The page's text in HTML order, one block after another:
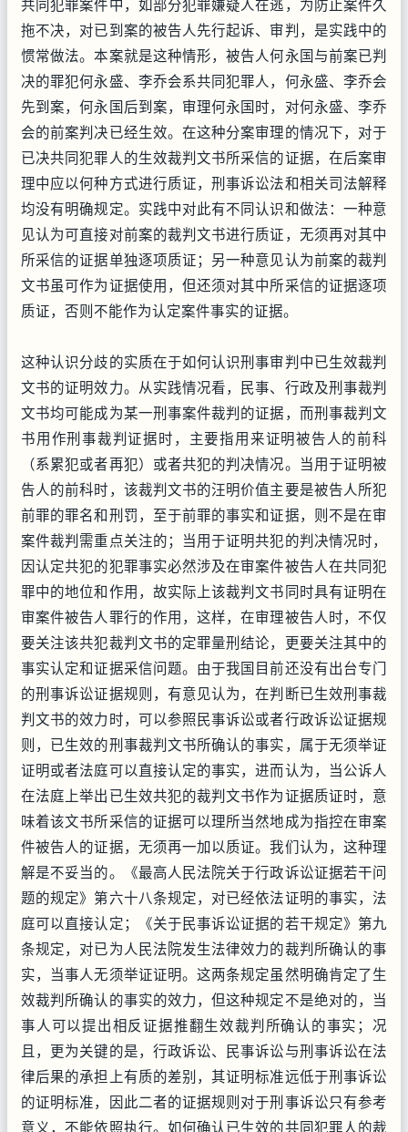
共同犯罪案件中，如部分犯罪嫌疑人在逃，为防止案件久
拖不决，对已到案的被告人先行起诉、审判，是实践中的
惯常做法。本案就是这种情形，被告人何永国与前案已判
决的罪犯何永盛、李乔会系共同犯罪人，何永盛、李乔会
先到案，何永国后到案，审理何永国时，对何永盛、李乔
会的前案判决已经生效。在这种分案审理的情况下，对于
已决共同犯罪人的生效裁判文书所采信的证据，在后案审
理中应以何种方式进行质证，刑事诉讼法和相关司法解释
均没有明确规定。实践中对此有不同认识和做法：一种意
见认为可直接对前案的裁判文书进行质证，无须再对其中
所采信的证据单独逐项质证；另一种意见认为前案的裁判
文书虽可作为证据使用，但还须对其中所采信的证据逐项
质证，否则不能作为认定案件事实的证据。
这种认识分歧的实质在于如何认识刑事审判中已生效裁判
文书的证明效力。从实践情况看，民事、行政及刑事裁判
文书均可能成为某一刑事案件裁判的证据，而刑事裁判文
书用作刑事裁判证据时，主要指用来证明被告人的前科
（系累犯或者再犯）或者共犯的判决情况。当用于证明被
告人的前科时，该裁判文书的汪明价值主要是被告人所犯
前罪的罪名和刑罚，至于前罪的事实和证据，则不是在审
案件裁判需重点关注的；当用于证明共犯的判决情况时，
因认定共犯的犯罪事实必然涉及在审案件被告人在共同犯
罪中的地位和作用，故实际上该裁判文书同时具有证明在
审案件被告人罪行的作用，这样，在审理被告人时，不仅
要关注该共犯裁判文书的定罪量刑结论，更要关注其中的
事实认定和证据采信问题。由于我国目前还没有出台专门
的刑事诉讼证据规则，有意见认为，在判断已生效刑事裁
判文书的效力时，可以参照民事诉讼或者行政诉讼证据规
则，已生效的刑事裁判文书所确认的事实，属于无须举证
证明或者法庭可以直接认定的事实，进而认为，当公诉人
在法庭上举出已生效共犯的裁判文书作为证据质证时，意
味着该文书所采信的证据可以理所当然地成为指控在审案
件被告人的证据，无须再一加以质证。我们认为，这种理
解是不妥当的。《最高人民法院关于行政诉讼证据若干问
题的规定》第六十八条规定，对已经依法证明的事实，法
庭可以直接认定；《关于民事诉讼证据的若干规定》第九
条规定，对已为人民法院发生法律效力的裁判所确认的事
实，当事人无须举证证明。这两条规定虽然明确肯定了生
效裁判所确认的事实的效力，但这种规定不是绝对的，当
事人可以提出相反证据推翻生效裁判所确认的事实；况
且，更为关键的是，行政诉讼、民事诉讼与刑事诉讼在法
律后果的承担上有质的差别，其证明标准远低于刑事诉讼
的证明标准，因此二者的证据规则对于刑事诉讼只有参考
意义，不能依照执行。如何确认已生效的共同犯罪人的裁